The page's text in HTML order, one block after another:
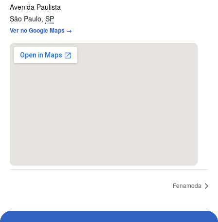
Avenida Paulista
São Paulo, SP
Ver no Google Maps →
Fenamoda